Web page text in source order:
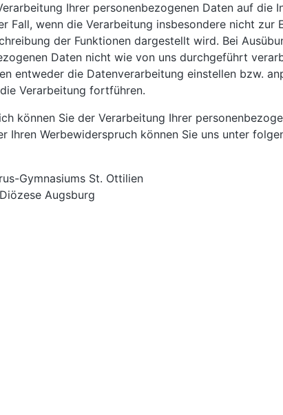
Ihrer personenbezogenen Daten auf die
Fall, wenn die Verarbeitung insbesondere nicht
der Funktionen dargestellt wird. Bei
Daten nicht wie von uns durchgeführt
entweder die Datenverarbeitung einstellen bzw.
Verarbeitung fortführen.
können Sie der Verarbeitung Ihrer
Ihren Werbewiderspruch können Sie uns unter
Gymnasiums St. Ottilien
Augsburg